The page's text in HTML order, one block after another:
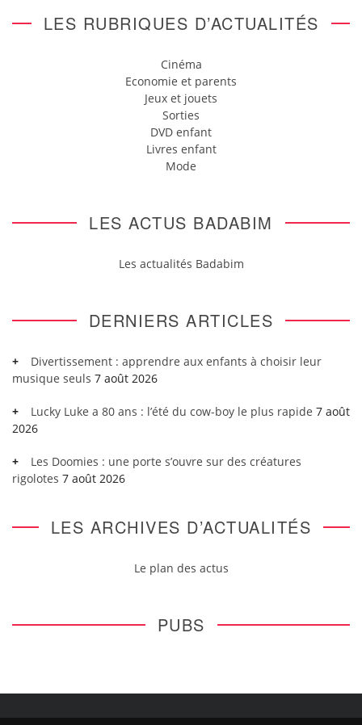
LES RUBRIQUES D’ACTUALITÉS
Cinéma
Economie et parents
Jeux et jouets
Sorties
DVD enfant
Livres enfant
Mode
LES ACTUS BADABIM
Les actualités Badabim
DERNIERS ARTICLES
Divertissement : apprendre aux enfants à choisir leur
musique seuls 7 août 2026
Lucky Luke a 80 ans : l’été du cow-boy le plus rapide 7 août
2026
Les Doomies : une porte s’ouvre sur des créatures
rigolotes 7 août 2026
LES ARCHIVES D’ACTUALITÉS
Le plan des actus
PUBS